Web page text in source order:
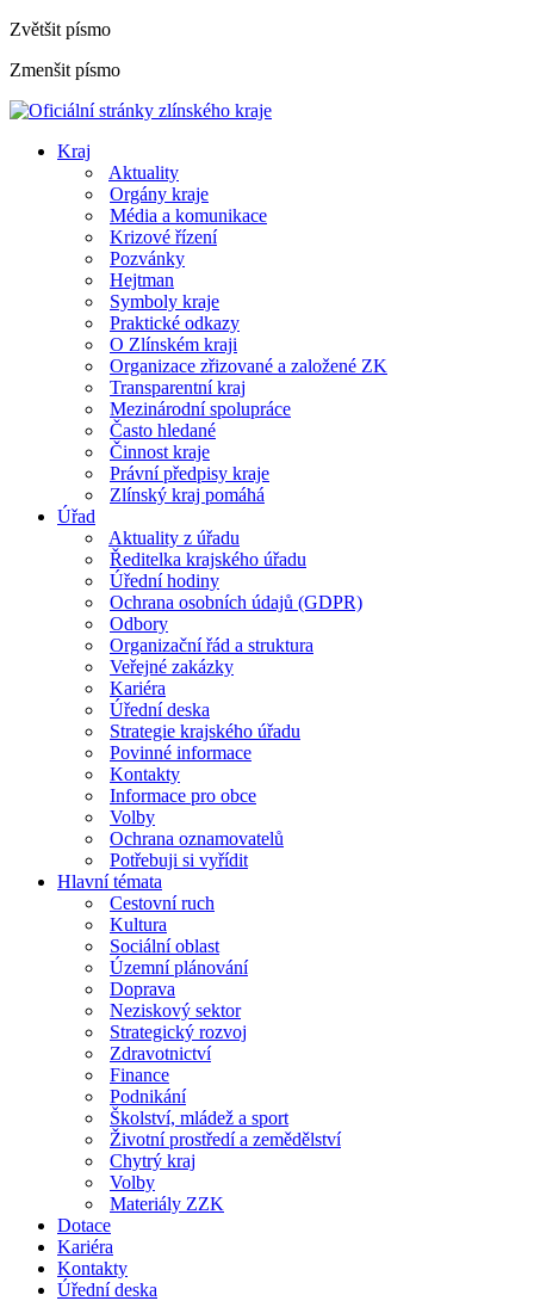
Zvětšit písmo
Zmenšit písmo
Kraj
Aktuality
Orgány kraje
Média a komunikace
Krizové řízení
Pozvánky
Hejtman
Symboly kraje
Praktické odkazy
O Zlínském kraji
Organizace zřizované a založené ZK
Transparentní kraj
Mezinárodní spolupráce
Často hledané
Činnost kraje
Právní předpisy kraje
Zlínský kraj pomáhá
Úřad
Aktuality z úřadu
Ředitelka krajského úřadu
Úřední hodiny
Ochrana osobních údajů (GDPR)
Odbory
Organizační řád a struktura
Veřejné zakázky
Kariéra
Úřední deska
Strategie krajského úřadu
Povinné informace
Kontakty
Informace pro obce
Volby
Ochrana oznamovatelů
Potřebuji si vyřídit
Hlavní témata
Cestovní ruch
Kultura
Sociální oblast
Územní plánování
Doprava
Neziskový sektor
Strategický rozvoj
Zdravotnictví
Finance
Podnikání
Školství, mládež a sport
Životní prostředí a zemědělství
Chytrý kraj
Volby
Materiály ZZK
Dotace
Kariéra
Kontakty
Úřední deska